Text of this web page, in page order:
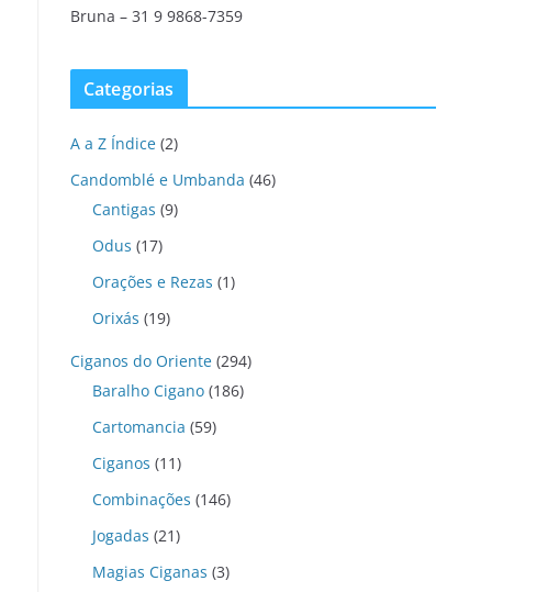
Bruna – 31 9 9868-7359
Categorias
A a Z Índice (2)
Candomblé e Umbanda (46)
Cantigas (9)
Odus (17)
Orações e Rezas (1)
Orixás (19)
Ciganos do Oriente (294)
Baralho Cigano (186)
Cartomancia (59)
Ciganos (11)
Combinações (146)
Jogadas (21)
Magias Ciganas (3)